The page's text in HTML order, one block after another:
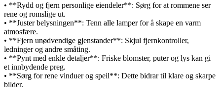
• **Rydd og fjern personlige eiendeler**: Sørg for at rommene ser
rene og romslige ut.
• **Juster belysningen**: Tenn alle lamper for å skape en varm
atmosfære.
• **Fjern unødvendige gjenstander**: Skjul fjernkontroller,
ledninger og andre småting.
• **Pynt med enkle detaljer**: Friske blomster, puter og lys kan gi
et innbydende preg.
• **Sørg for rene vinduer og speil**: Dette bidrar til klare og skarpe
bilder.